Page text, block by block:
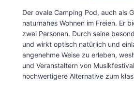
Der ovale Camping Pod, auch als
naturnahes Wohnen im Freien. Er
zwei Personen. Durch seine
und wirkt optisch natürlich und
angenehme Weise zu erleben,
und Veranstaltern von
hochwertigere Alternative zum